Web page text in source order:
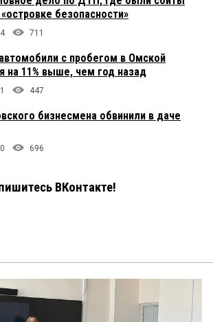
безопасности»
4 711
с пробегом в Омской
на 11% выше, чем год назад
1 447
бизнесмена обвинили в даче
0 696
ВКонтакте!